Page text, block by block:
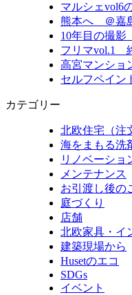
マルシェvol6
熊本へ ＠嘉
10年目の撮
フリマvol.1
高宮マンシ
セルフペイ
カテゴリー
北欧住宅（注
海をまもる洗
リノベーショ
メンテナンス
お引渡し後の
庭づくり
店舗
北欧家具・イ
建築現場から
Husetのエコ
SDGs
イベント